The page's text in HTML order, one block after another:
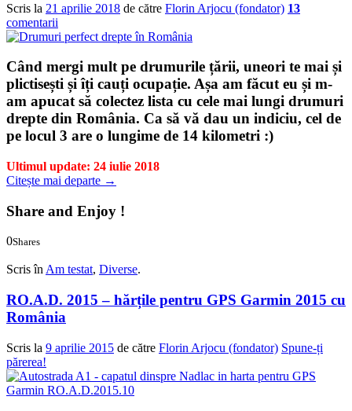
Scris la 21 aprilie 2018 de către Florin Arjocu (fondator) 13
comentarii
Când mergi mult pe drumurile țării, uneori te mai și
plictisești și îți cauți ocupație. Așa am făcut eu și m-
am apucat să colectez lista cu cele mai lungi drumuri
drepte din România. Ca să vă dau un indiciu, cel de
pe locul 3 are o lungime de 14 kilometri :)
Ultimul update: 24 iulie 2018
Citește mai departe →
Share and Enjoy !
0Shares
Scris înAm testat, Diverse.
RO.A.D. 2015 – hărțile pentru GPS Garmin 2015 cu
România
Scris la 9 aprilie 2015 de către Florin Arjocu (fondator) Spune-ți
părerea!